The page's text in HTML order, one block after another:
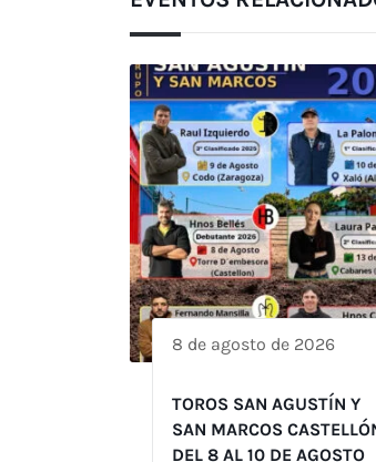
8 de agosto de 2026
TOROS SAN AGUSTÍN Y
SAN MARCOS
DEL 8 AL 10 DE AGOSTO